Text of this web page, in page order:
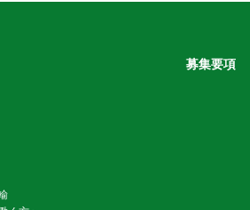
募集要項